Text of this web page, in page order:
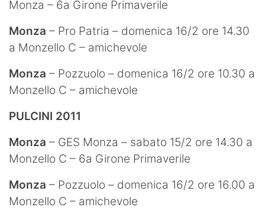
Monza – 6a Girone Primaverile
Monza – Pro Patria – domenica 16/2 ore 14.30
a Monzello C – amichevole
Monza – Pozzuolo – domenica 16/2 ore 10.30 a
Monzello C – amichevole
PULCINI 2011
Monza – GES Monza – sabato 15/2 ore 14.30 a
Monzello C – 6a Girone Primaverile
Monza – Pozzuolo – domenica 16/2 ore 16.00 a
Monzello C – amichevole